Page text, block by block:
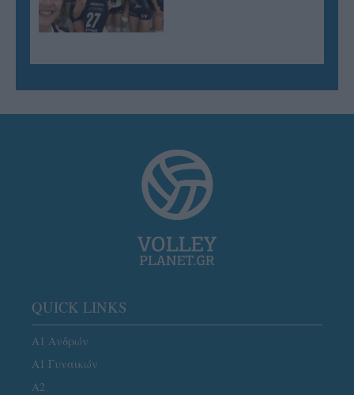
QUICK LINKS
Α1 Ανδρών
Α1 Γυναικών
A2